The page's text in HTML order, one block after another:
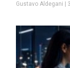
Gustavo Aldegani